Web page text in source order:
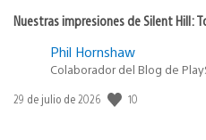
Nuestras impresiones de Silent Hill:
Phil Hornshaw
Colaborador del Blog de
Fecha
29 de julio de 2026 10